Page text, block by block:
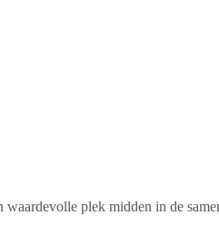
plek midden in de